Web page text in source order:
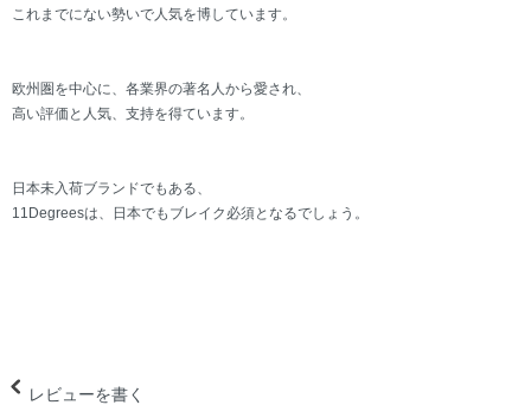
これまでにない勢いで人気を博しています。
欧州圏を中心に、各業界の著名人から愛され、
高い評価と人気、支持を得ています。
日本未入荷ブランドでもある、
11Degreesは、日本でもブレイク必須となるでしょう。
レビューを書く